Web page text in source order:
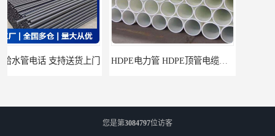
HDPE电力管 HDPE顶管电缆管保护套管
您是第3084797位访客